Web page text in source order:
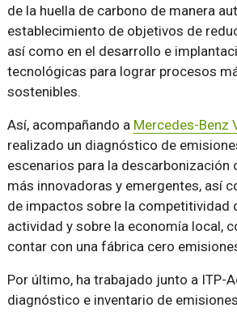
de la huella de carbono de manera
establecimiento de objetivos de
así como en el desarrollo e
tecnológicas para lograr procesos
sostenibles.
Así, acompañando a Mercedes-Benz
realizado un diagnóstico de
escenarios para la descarbonización
más innovadoras y emergentes, así
de impactos sobre la competitividad
actividad y sobre la economía local,
contar con una fábrica cero
Por último, ha trabajado junto a ITP-
diagnóstico e inventario de